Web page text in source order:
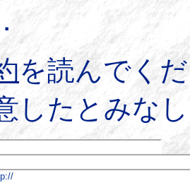
を読んでく
したとみな